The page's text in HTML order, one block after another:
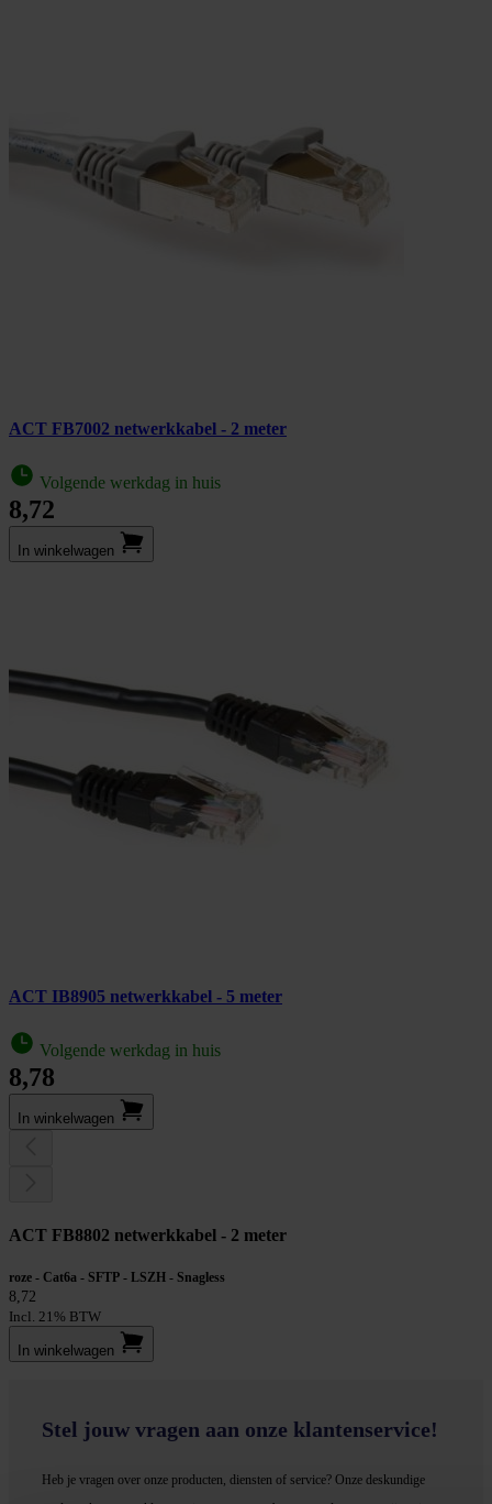
ACT FB7002 netwerkkabel - 2 meter
Volgende werkdag in huis
8,72
In winkel­wagen
ACT IB8905 netwerkkabel - 5 meter
Volgende werkdag in huis
8,78
In winkel­wagen
ACT FB8802 netwerkkabel - 2 meter
roze - Cat6a - SFTP - LSZH - Snagless
8,72
Incl. 21% BTW
In winkel­wagen
Stel jouw vragen aan onze klantenservice!
Heb je vragen over onze producten, diensten of service? Onze deskundige